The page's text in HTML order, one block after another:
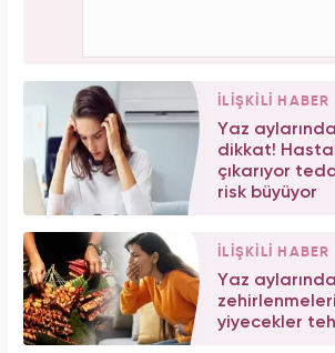
İLİŞKİLİ HABER
Yaz
dikkat!
çıkarıyor
risk büyüyor
İLİŞKİLİ HABER
Yaz
yiyecekler